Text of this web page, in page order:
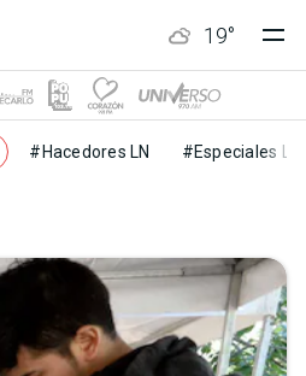
19°
#Hacedores LN #Especiales LN